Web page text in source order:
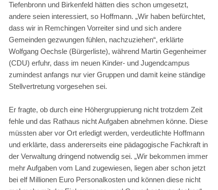
Tiefenbronn und Birkenfeld hätten dies schon umgesetzt,
andere seien interessiert, so Hoffmann. „Wir haben befürchtet,
dass wir in Remchingen Vorreiter sind und sich andere
Gemeinden gezwungen fühlen, nachzuziehen“, erklärte
Wolfgang Oechsle (Bürgerliste), während Martin Gegenheimer
(CDU) erfuhr, dass im neuen Kinder- und Jugendcampus
zumindest anfangs nur vier Gruppen und damit keine ständige
Stellvertretung vorgesehen sei.
Er fragte, ob durch eine Höhergruppierung nicht trotzdem Zeit
fehle und das Rathaus nicht Aufgaben abnehmen könne. Diese
müssten aber vor Ort erledigt werden, verdeutlichte Hoffmann
und erklärte, dass andererseits eine pädagogische Fachkraft in
der Verwaltung dringend notwendig sei. „Wir bekommen immer
mehr Aufgaben vom Land zugewiesen, liegen aber schon jetzt
bei elf Millionen Euro Personalkosten und können diese nicht